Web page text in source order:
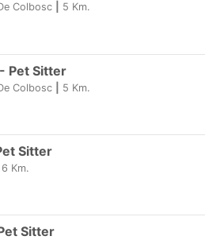
Colbosc 5 Km.
- Pet Sitter
Colbosc 5 Km.
Sitter
6 Km.
Sitter